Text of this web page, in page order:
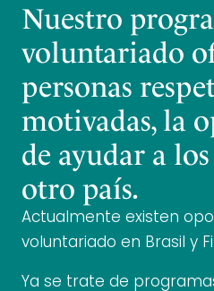
Nuestro
voluntariado
personas
motivadas, la
de ayudar a
otro país.
Actualmente existen
voluntariado en Brasil y
Ya se trate de